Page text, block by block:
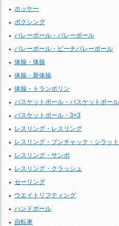
ホッケー
ボクシング
バレーボール・バレーボール
バレーボール・ビーチバレーボール
体操・体操
体操・新体操
体操・トランポリン
バスケットボール・バスケットボール
バスケットボール・3×3
レスリング・レスリング
レスリング・プンチャック・シラット
レスリング・サンボ
レスリング・クラッシュ
セーリング
ウエイトリフティング
ハンドボール
自転車